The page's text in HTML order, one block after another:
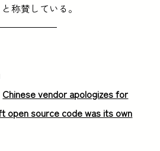
称賛している。
Chinese vendor apologizes for
open source code was its own